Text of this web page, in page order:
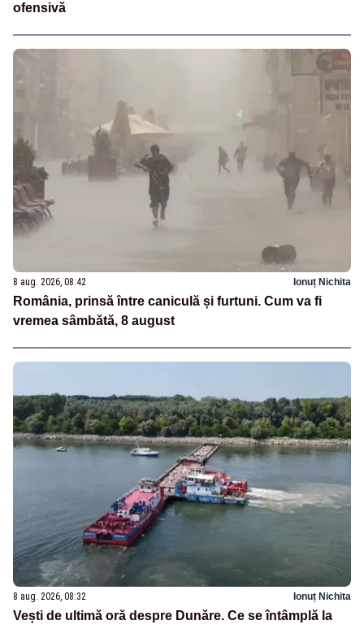
ofensivă
8 aug. 2026, 08:42 Ionuț Nichita
România, prinsă între caniculă și furtuni. Cum va fi
vremea sâmbătă, 8 august
8 aug. 2026, 08:32 Ionuț Nichita
Vești de ultimă oră despre Dunăre. Ce se întâmplă la